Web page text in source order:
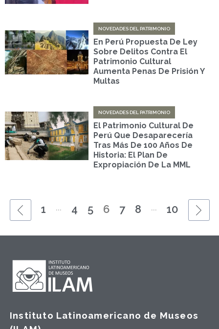
NOVEDADES DEL PATRIMONIO
En Perú Propuesta De Ley
Sobre Delitos Contra El
Patrimonio Cultural
Aumenta Penas De Prisión Y
Multas
NOVEDADES DEL PATRIMONIO
El Patrimonio Cultural De
Perú Que Desaparecería
Tras Más De 100 Años De
Historia: El Plan De
Expropiación De La MML
1 ... 4 5 6 7 8 ... 10
Instituto Latinoamericano de Museos